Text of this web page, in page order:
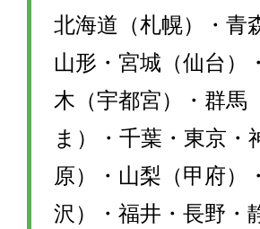
北海道（札幌）・青
山形・宮城（仙台）
木（宇都宮）・群馬
ま）・千葉・東京・
原）・山梨（甲府）
沢）・福井・長野・